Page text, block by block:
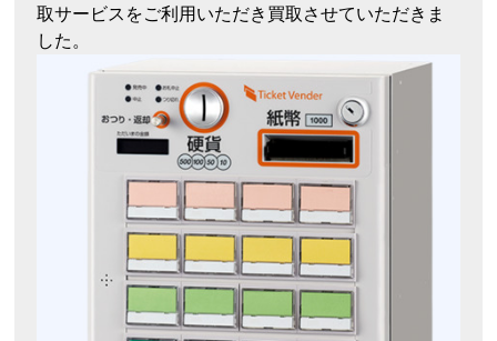
取サービスをご利用いただき買取させていただきま
した。